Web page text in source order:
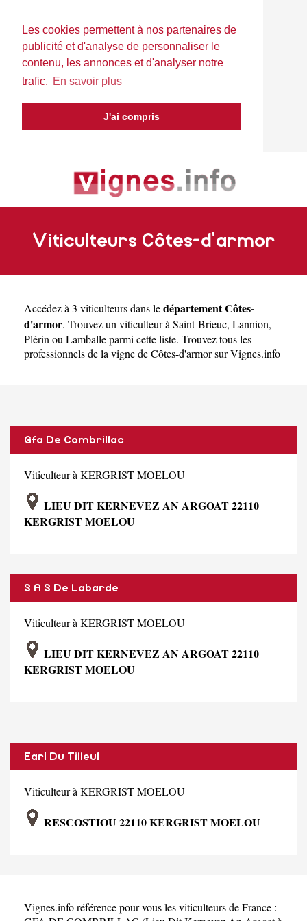
Les cookies permettent à nos partenaires de
publicité et d'analyse de personnaliser le
contenu, les annonces et d'analyser notre
trafic. En savoir plus
J'ai compris
Viticulteurs Côtes-d'armor
Accédez à 3 viticulteurs dans ledépartement Côtes-
d'armor. Trouvez un viticulteur à Saint-Brieuc, Lannion,
Plérin ou Lamballeparmi cette liste. Trouvez tous les
professionnels de la vigne de Côtes-d'armor sur Vignes.info
Gfa De Combrillac
Viticulteur à KERGRIST MOELOU
LIEU DIT KERNEVEZ AN ARGOAT 22110
KERGRIST MOELOU
S A S De Labarde
Viticulteur à KERGRIST MOELOU
LIEU DIT KERNEVEZ AN ARGOAT 22110
KERGRIST MOELOU
Earl Du Tilleul
Viticulteur à KERGRIST MOELOU
RESCOSTIOU 22110 KERGRIST MOELOU
Vignes.info référence pour vous les viticulteurs de France :